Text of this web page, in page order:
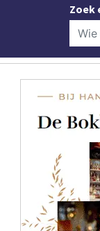
Zoek